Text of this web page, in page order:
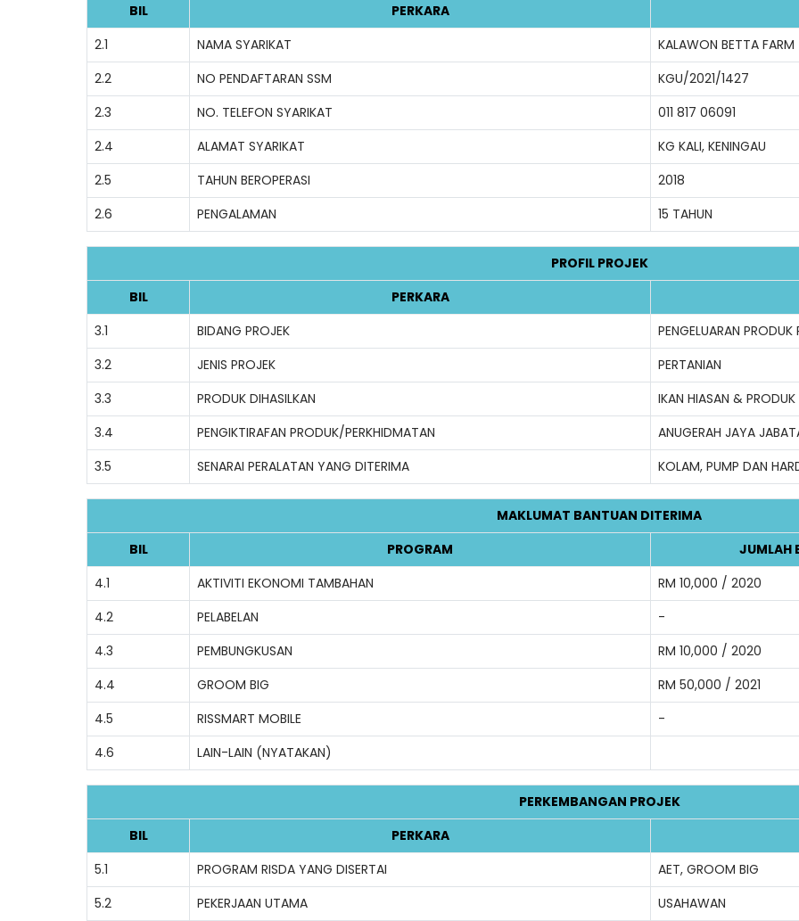
BIL
PERKARA
2.1
NAMA SYARIKAT
KALAWON BETTA FARM
2.2
NO PENDAFTARAN SSM
KGU/2021/1427
2.3
NO. TELEFON SYARIKAT
011 817 06091
2.4
ALAMAT SYARIKAT
KG KALI, KENINGAU
2.5
TAHUN BEROPERASI
2018
2.6
PENGALAMAN 15 TAHUN
PROFIL PROJEK
BIL
PERKARA
3.1
BIDANG PROJEK
PENGELUARAN PRODUK
3.2
JENIS PROJEK
PERTANIAN
3.3
PRODUK DIHASILKAN
IKAN HIASAN & PRODUK
3.4
PENGIKTIRAFAN PRODUK/PERKHIDMATAN
ANUGERAH JAYA
3.5
SENARAI PERALATAN YANG DITERIMA KOLAM, PUMP DAN
MAKLUMAT BANTUAN DITERIMA
BIL
PROGRAM
JUMLAH
4.1
AKTIVITI EKONOMI TAMBAHAN
RM 10,000 / 2020
4.2
PELABELAN
-
4.3
PEMBUNGKUSAN
RM 10,000 / 2020
4.4
GROOM BIG
RM 50,000 / 2021
4.5
RISSMART MOBILE
-
4.6
LAIN-LAIN (NYATAKAN)
PERKEMBANGAN PROJEK
BIL
PERKARA
5.1
PROGRAM RISDA YANG DISERTAI
AET, GROOM BIG
5.2
PEKERJAAN UTAMA
USAHAWAN